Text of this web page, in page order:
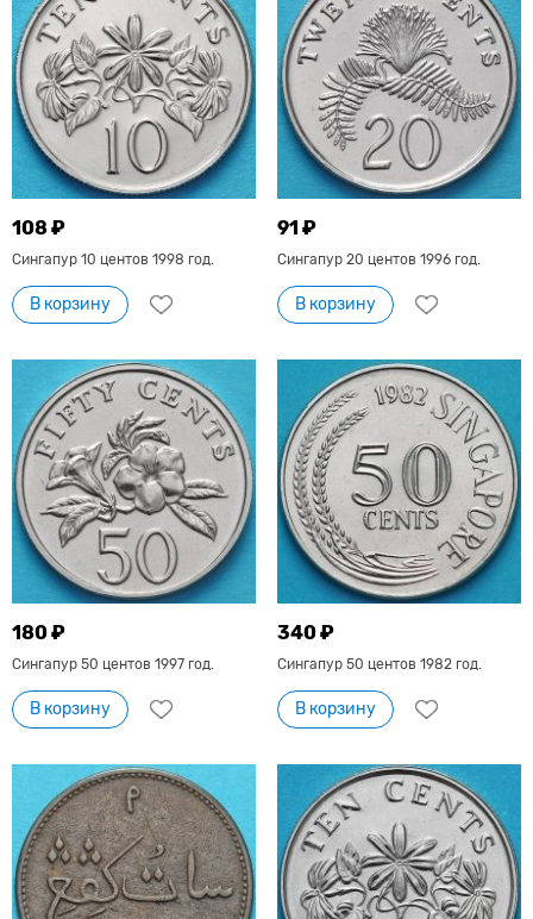
108 ₽
Сингапур 10 центов 1998 год.
В корзину
91 ₽
Сингапур 20 центов 1996 год.
В корзину
180 ₽
Сингапур 50 центов 1997 год.
В корзину
340 ₽
Сингапур 50 центов 1982 год.
В корзину